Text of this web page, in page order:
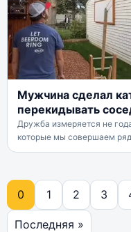
Мужчина сделал
перекидывать
Дружба измеряется не
которые мы совершаем
0 1 2 3
Последняя »